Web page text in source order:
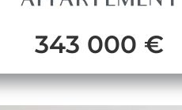
343 000 €